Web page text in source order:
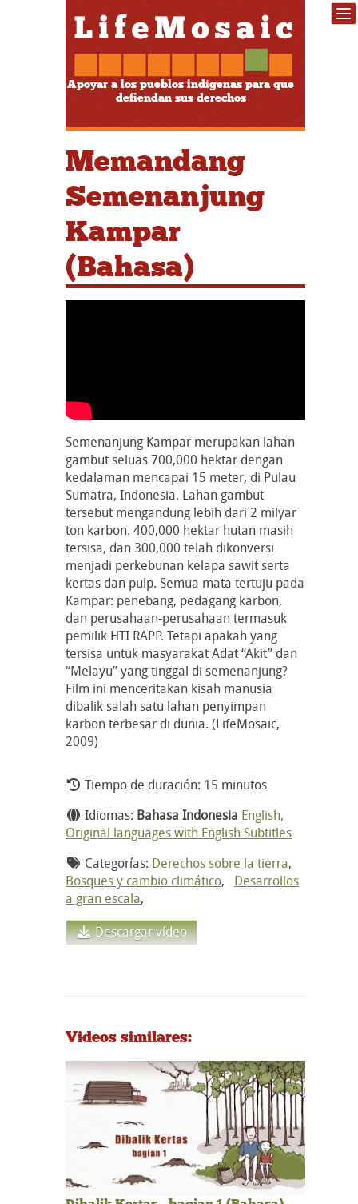
Apoyar a los pueblos indígenas para que
defiendan sus derechos
Memandang
Semenanjung
Kampar
(Bahasa)
Semenanjung Kampar merupakan lahan
gambut seluas 700,000 hektar dengan
kedalaman mencapai 15 meter, di Pulau
Sumatra, Indonesia. Lahan gambut
tersebut mengandung lebih dari 2 milyar
ton karbon. 400,000 hektar hutan masih
tersisa, dan 300,000 telah dikonversi
menjadi perkebunan kelapa sawit serta
kertas dan pulp. Semua mata tertuju pada
Kampar: penebang, pedagang karbon,
dan perusahaan-perusahaan termasuk
pemilik HTI RAPP. Tetapi apakah yang
tersisa untuk masyarakat Adat “Akit” dan
“Melayu” yang tinggal di semenanjung?
Film ini menceritakan kisah manusia
dibalik salah satu lahan penyimpan
karbon terbesar di dunia. (LifeMosaic,
2009)
Tiempo de duración: 15 minutos
Idiomas: Bahasa Indonesia English,
Original languages with English Subtitles
Categorías: Derechos sobre la tierra,
Bosques y cambio climático, Desarrollos
a gran escala,
Descargar vídeo
Videos similares: